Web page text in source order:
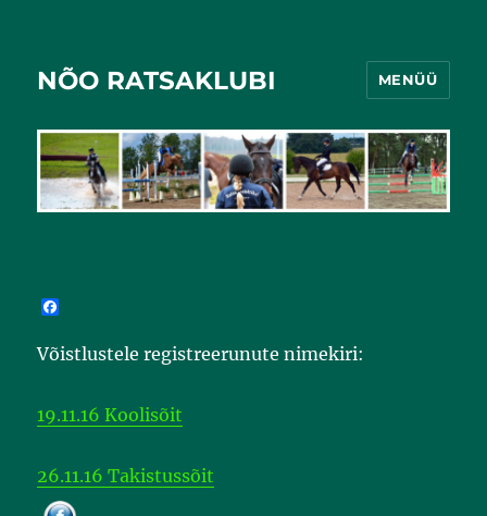
NÕO RATSAKLUBI MENÜÜ
c
e
o
k
Võistlustele registreerunute nimekiri:
19.11.16 Koolisõit
26.11.16 Takistussõit